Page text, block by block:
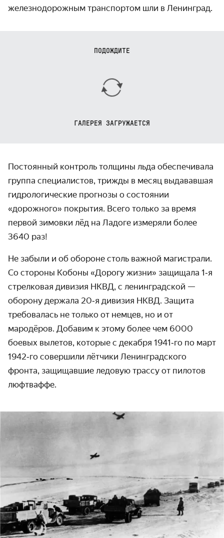
железно­дорожным транспортом шли в Ленинград.
ПОДОЖДИТЕ
ГАЛЕРЕЯ ЗАГРУЖАЕТСЯ
Постоянный контроль толщины льда обеспечивала
группа специ­алистов, трижды в месяц выдававшая
гидро­логические прогнозы о состоянии
«дорожного» покрытия. Всего только за время
первой зимовки лёд на Ладоге измеряли более
3640 раз!
Не забыли и об обороне столь важной магистрали.
Со стороны Кобоны «Дорогу жизни» защищала 1‑я
стрелковая дивизия НКВД, с ленин­градской —
оборону держала 20‑я дивизия НКВД. Защита
требовалась не только от немцев, но и от
мародёров. Добавим к этому более чем 6000
боевых вылетов, которые с декабря 1941‑го по март
1942‑го совершили лётчики Ленин­градского
фронта, защищавшие ледовую трассу от пилотов
люфтваффе.